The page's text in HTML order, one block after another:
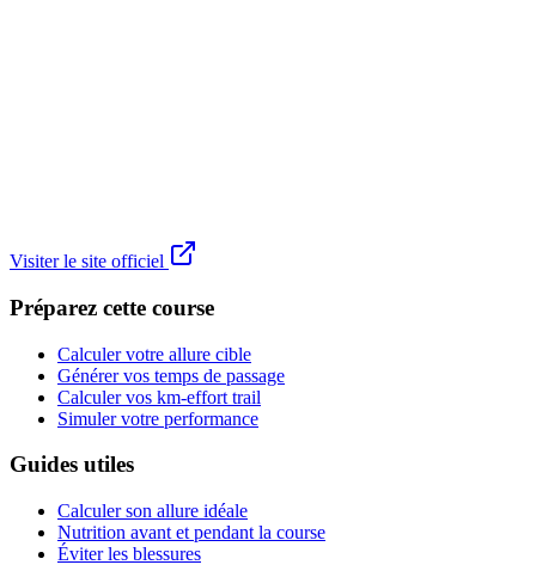
Visiter le site officiel
Préparez cette course
Calculer votre allure cible
Générer vos temps de passage
Calculer vos km-effort trail
Simuler votre performance
Guides utiles
Calculer son allure idéale
Nutrition avant et pendant la course
Éviter les blessures